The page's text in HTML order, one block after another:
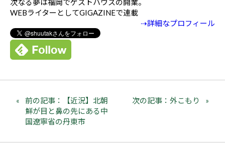
次なる夢は福岡でゲストハウスの開業。
WEBライターとしてGIGAZINEで連載
⇢詳細なプロフィール
前の記事：【近況】北朝
鮮が目と鼻の先にある中
国遼寧省の丹東市
次の記事：外こもり